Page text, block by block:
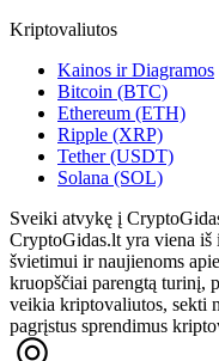
Kriptovaliutos
Kainos ir Diagramos
Bitcoin (BTC)
Ethereum (ETH)
Ripple (XRP)
Tether (USDT)
Solana (SOL)
Sveiki atvykę į
CryptoGidas.lt yra viena
švietimui ir naujienoms
kruopščiai parengtą turinį,
veikia kriptovaliutos, sekti
pagrįstus sprendimus